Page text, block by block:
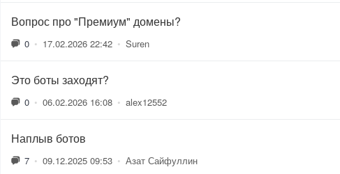
Вопрос про "Премиум" домены?
0 • 17.02.2026 22:42 • Suren
Это боты заходят?
0 • 06.02.2026 16:08 • alex12552
Наплыв ботов
7 • 09.12.2025 09:53 • Азат Сайфуллин